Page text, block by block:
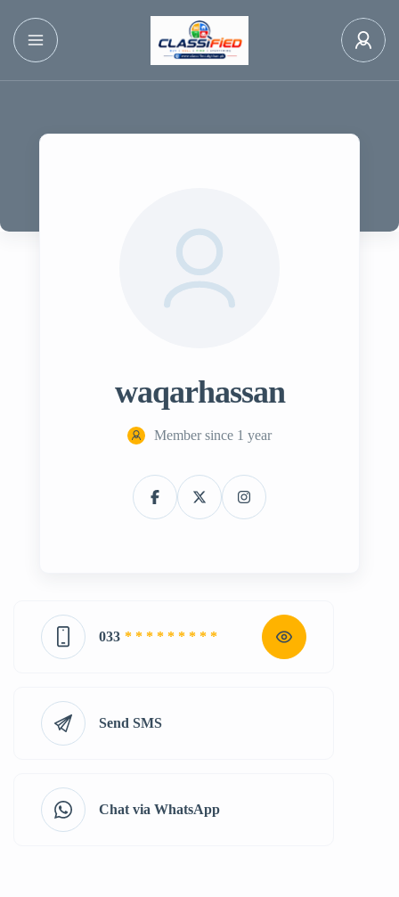
waqarhassan
Member since 1 year
033 * * * * * * * * *
Send SMS
Chat via WhatsApp